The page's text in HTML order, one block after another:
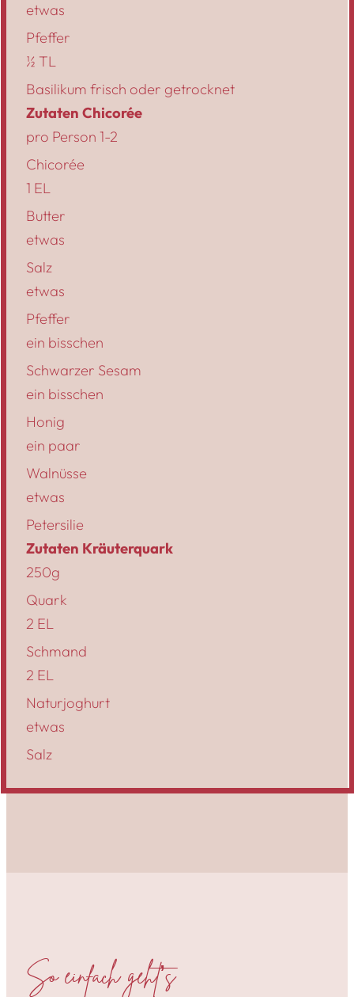
etwas
Pfeffer
½ TL
Basilikum frisch oder getrocknet
Zutaten Chicorée
pro Person 1-2
Chicorée
1 EL
Butter
etwas
Salz
etwas
Pfeffer
ein bisschen
Schwarzer Sesam
ein bisschen
Honig
ein paar
Walnüsse
etwas
Petersilie
Zutaten Kräuterquark
250g
Quark
2 EL
Schmand
2 EL
Naturjoghurt
etwas
Salz
So einfach geht’s